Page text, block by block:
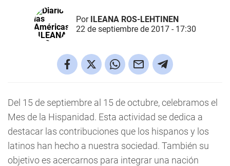
Por ILEANA ROS-LEHTINEN
22 de septiembre de 2017 - 17:30
Del 15 de septiembre al 15 de octubre, celebramos el
Mes de la Hispanidad. Esta actividad se dedica a
destacar las contribuciones que los hispanos y los
latinos han hecho a nuestra sociedad. También su
objetivo es acercarnos para integrar una nación